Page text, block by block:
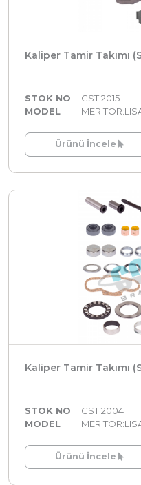
Kaliper Tamir Takımı
STOK NO
CST 2015
MODEL
Ürünü İncele
Kaliper Tamir Takımı
STOK NO
CST 2004
MODEL
Ürünü İncele